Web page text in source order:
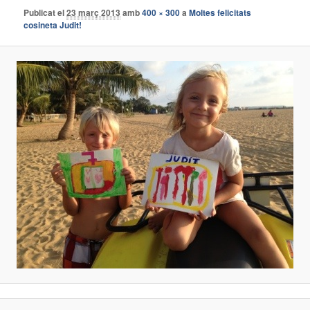
Publicat el23 març 2013 amb400 × 300aMoltes felicitats
cosineta Judit!